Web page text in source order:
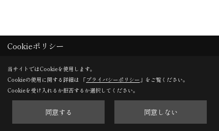
建て方２日目 夕
屋根がまとまり、２Ｆ壁の間柱が取り付いていきます。
Cookieポリシー
当サイトではCookieを使用します。
Cookieの使用に関する詳細は 「プライバシーポリシー 」をご覧ください。
Cookieを受け入れるか拒否するか選択してください。
同意する 同意しない